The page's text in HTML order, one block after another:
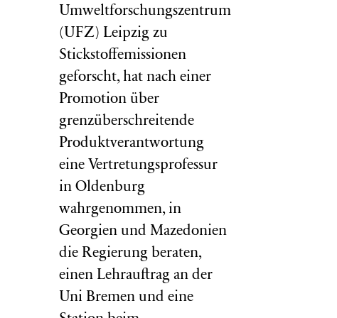
Umweltforschungszentrum
(UFZ) Leipzig zu
Stickstoffemissionen
geforscht, hat nach einer
Promotion über
grenzüberschreitende
Produktverantwortung
eine Vertretungsprofessur
in Oldenburg
wahrgenommen, in
Georgien und Mazedonien
die Regierung beraten,
einen Lehrauftrag an der
Uni Bremen und eine